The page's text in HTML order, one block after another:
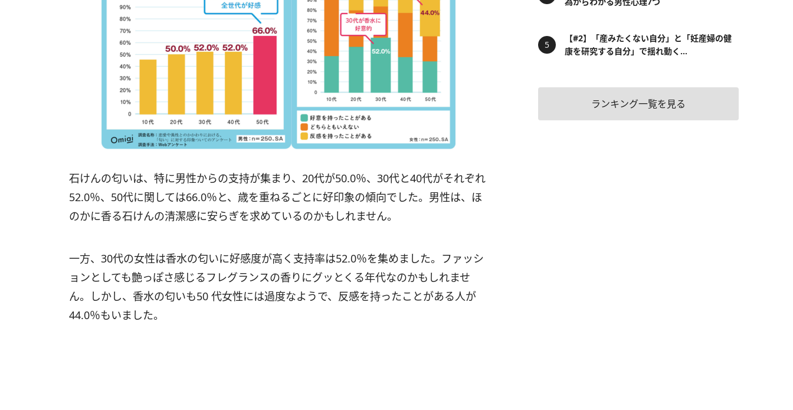
石けんの匂いは、特に男性からの支持が集まり、20代が50.0％、30代と40代がそれぞれ
52.0％、50代に関しては66.0％と、歳を重ねるごとに好印象の傾向でした。男性は、ほ
のかに香る石けんの清潔感に安らぎを求めているのかもしれません。
一方、30代の女性は香水の匂いに好感度が高く支持率は52.0％を集めました。ファッシ
ョンとしても艶っぽさ感じるフレグランスの香りにグッとくる年代なのかもしれませ
ん。しかし、香水の匂いも50 代女性には過度なようで、反感を持ったことがある人が
44.0％もいました。
【#2】「産みたくない自分」と「妊産婦の健
康を研究する自分」で揺れ動く...
ランキング一覧を見る